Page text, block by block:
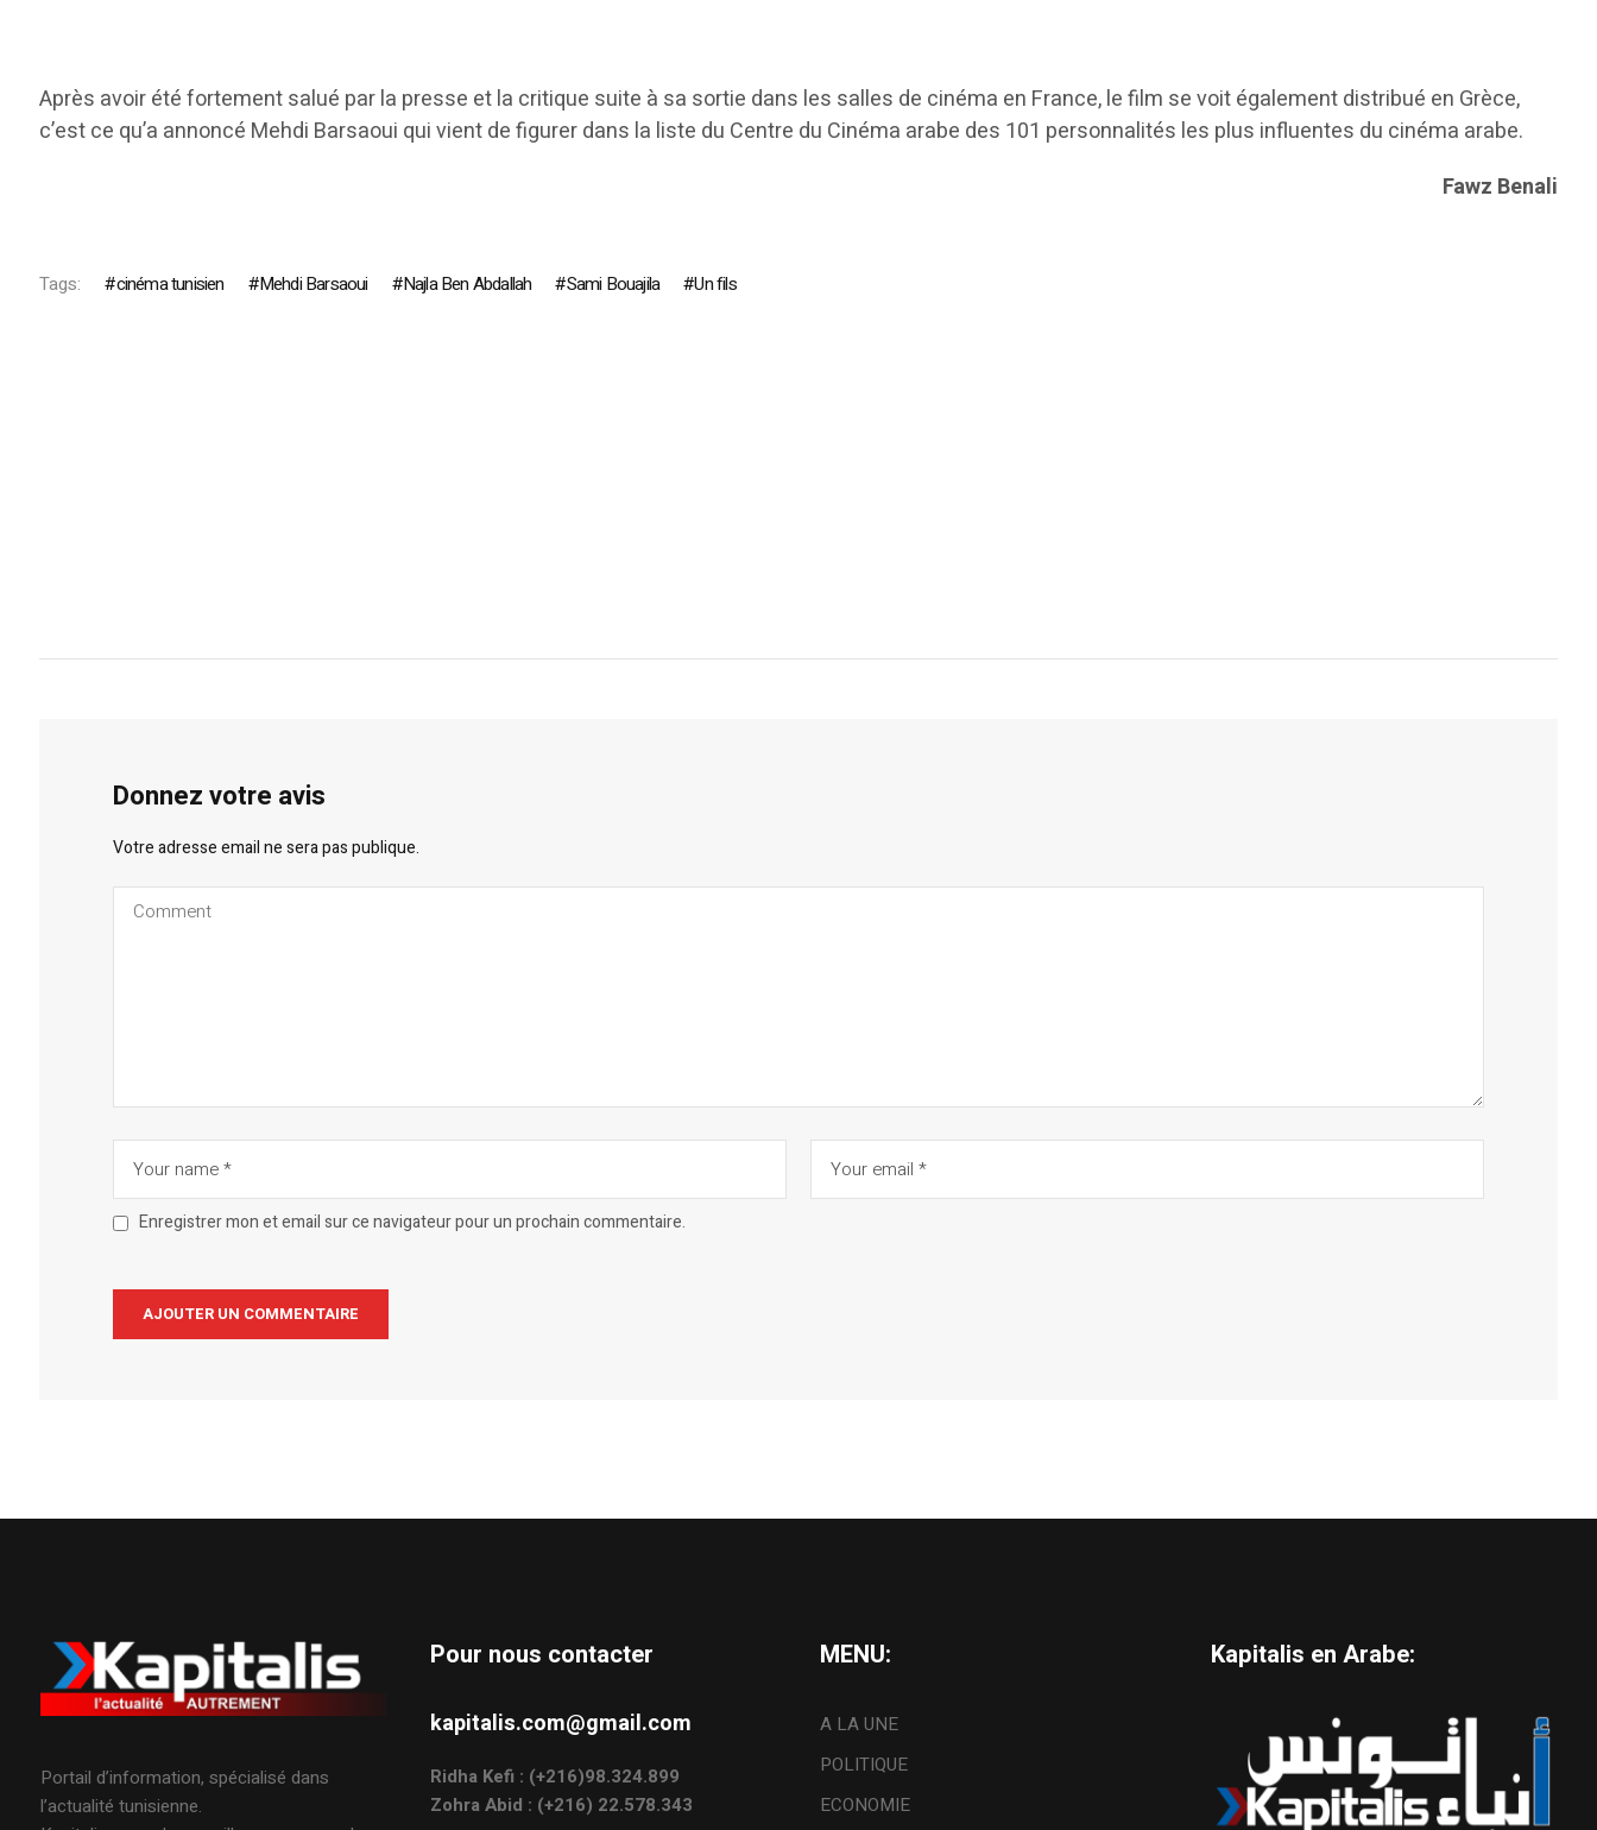
Après avoir été fortement salué par la presse et la critique suite à sa sortie dans les salles de cinéma en France, le film se voit également distribué en Grèce,
c’est ce qu’a annoncé Mehdi Barsaoui qui vient de figurer dans la liste du Centre du Cinéma arabe des 101 personnalités les plus influentes du cinéma arabe.
Fawz Benali
Tags: cinéma tunisien Mehdi Barsaoui Najla Ben Abdallah Sami Bouajila Un fils
Donnez votre avis
Votre adresse email ne sera pas publique.
Enregistrer mon et email sur ce navigateur pour un prochain commentaire.
Portail d’information, spécialisé dans
l’actualité tunisienne.
Pour nous contacter
kapitalis.com@gmail.com
Ridha Kefi : (+216)98.324.899
Zohra Abid : (+216) 22.578.343
MENU:
A LA UNE
POLITIQUE
ECONOMIE
Kapitalis en Arabe: